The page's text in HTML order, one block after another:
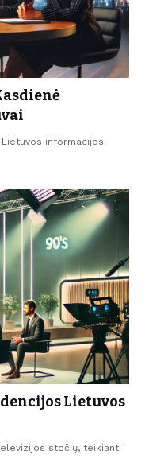
informacijos
Lietuvos
stočių, teikianti